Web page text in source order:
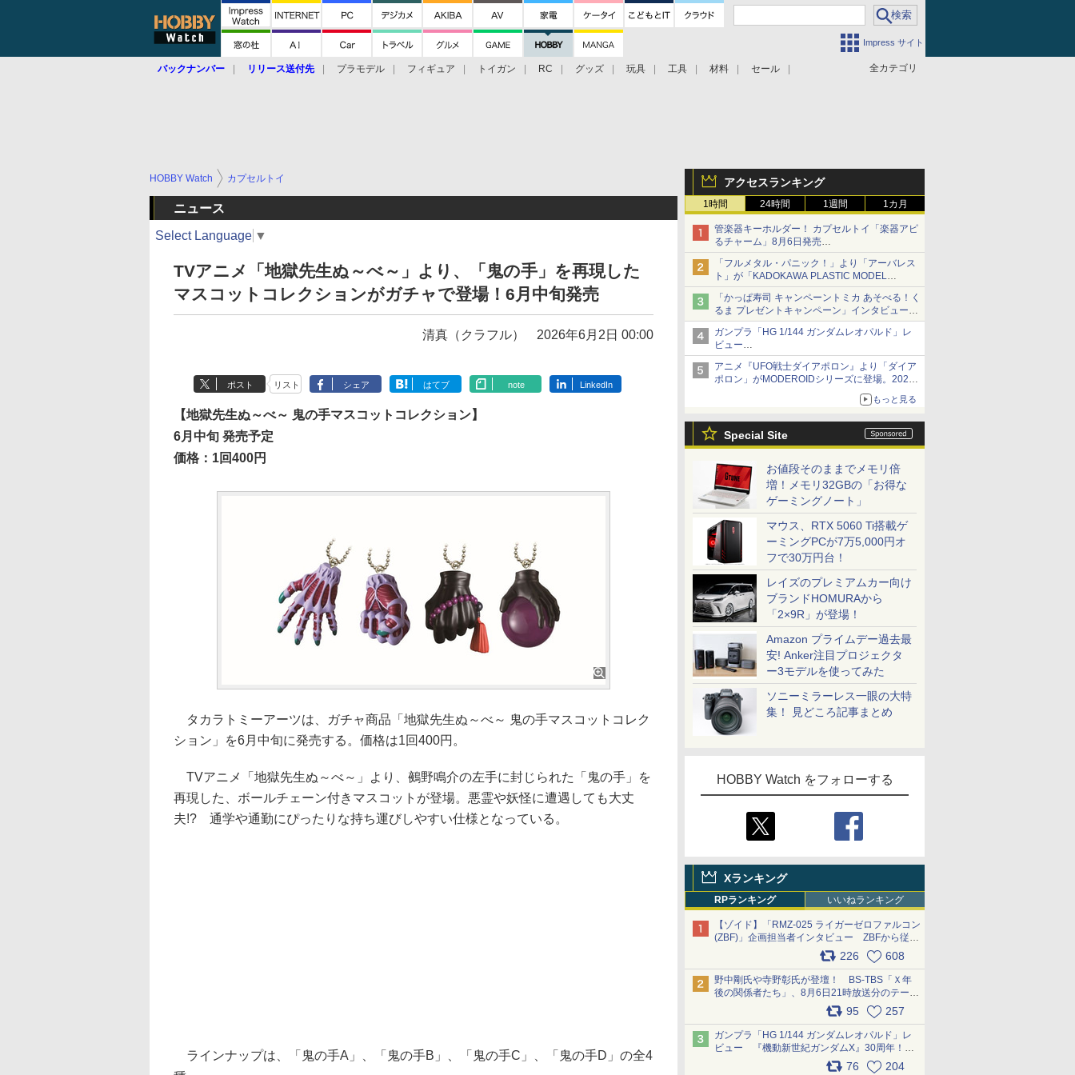
Impress サイト
全カテゴリ
バックナンバー リリース送付先 プラモデル フィギュア トイガン RC グッズ 玩具 工具 材料 セール
アクセスランキング
1時間 24時間 1週間 1カ月
管楽器キーホルダー！ カプセルトイ「楽器アピ
るチャーム」8月6日発売
チューバ、テナサクなど5種各3色
「フルメタル・パニック！」より「アーバレス
ト」が「KADOKAWA PLASTIC MODEL
SERIES」から1/48スケールで登場！
「かっぱ寿司 キャンペーントミカ あそべる！く
るま プレゼントキャンペーン」インタビュー
子どもが楽しめるかっぱ寿司ならではの体験と
コラボの楽しさを追求
ガンプラ「HG 1/144 ガンダムレオパルド」レ
ビュー
『機動新世紀ガンダムX』30周年！インナーア
ームガトリングの変形機構まで再現し最新フォ
ーマットでキット化！
アニメ『UFO戦士ダイアポロン』より「ダイア
ポロン」がMODEROIDシリーズに登場。2027
もっと見る
Special Site
お値段そのままでメモリ倍
増！メモリ32GBの「お得な
ゲーミングノート」
マウス、RTX 5060 Ti搭載ゲ
ーミングPCが7万5,000円オ
フで30万円台！
レイズのプレミアムカー向け
ブランドHOMURAから
「2×9R」が登場！
Amazon プライムデー過去最
安! Anker注目プロジェクタ
ー3モデルを使ってみた
ソニーミラーレス一眼の大特
集！ 見どころ記事まとめ
HOBBY Watch をフォローする
Xランキング
RPランキング いいねランキング
【ゾイド】「RMZ-025 ライガーゼロファルコン
(ZBF)」企画担当者インタビュー ZBFから従来
デザインまで再現可能なボリューム満点のキッ
ト pic.x.com/6zOqQAQKkX
226 608
野中剛氏や寺野彰氏が登壇！ BS-TBS「Ｘ年
後の関係者たち」、8月6日21時放送分のテーマ
は「超合金」！ pic.x.com/uWyt1uyuFm
95 257
ガンプラ「HG 1/144 ガンダムレオパルド」レ
ビュー 『機動新世紀ガンダムX』30周年！イ
ンナーアームガトリングの変形機構まで再現し
76 204
HOBBY Watch カプセルトイ
ニュース
Select Language ▼
TVアニメ「地獄先生ぬ～べ～」より、「鬼の手」を再現した
マスコットコレクションがガチャで登場！6月中旬発売
清真（クラフル） 2026年6月2日 00:00
ポスト リスト シェア はてブ note LinkedIn
【地獄先生ぬ～べ～ 鬼の手マスコットコレクション】
6月中旬 発売予定
価格：1回400円
タカラトミーアーツは、ガチャ商品「地獄先生ぬ～べ～ 鬼の手マスコットコレク
ション」を6月中旬に発売する。価格は1回400円。
TVアニメ「地獄先生ぬ～べ～」より、鵺野鳴介の左手に封じられた「鬼の手」を
再現した、ボールチェーン付きマスコットが登場。悪霊や妖怪に遭遇しても大丈
夫!? 通学や通勤にぴったりな持ち運びしやすい仕様となっている。
ラインナップは、「鬼の手A」、「鬼の手B」、「鬼の手C」、「鬼の手D」の全4